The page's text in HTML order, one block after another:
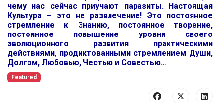
чему нас сейчас приучают паразиты. Настоящая
Культура – это не развлечение! Это постоянное
стремление к Знанию, постоянное творение,
постоянное повышение уровня своего
эволюционного развития практическими
действиями, продиктованными стремлением Души,
Долгом, Любовью, Честью и Совестью…
Featured